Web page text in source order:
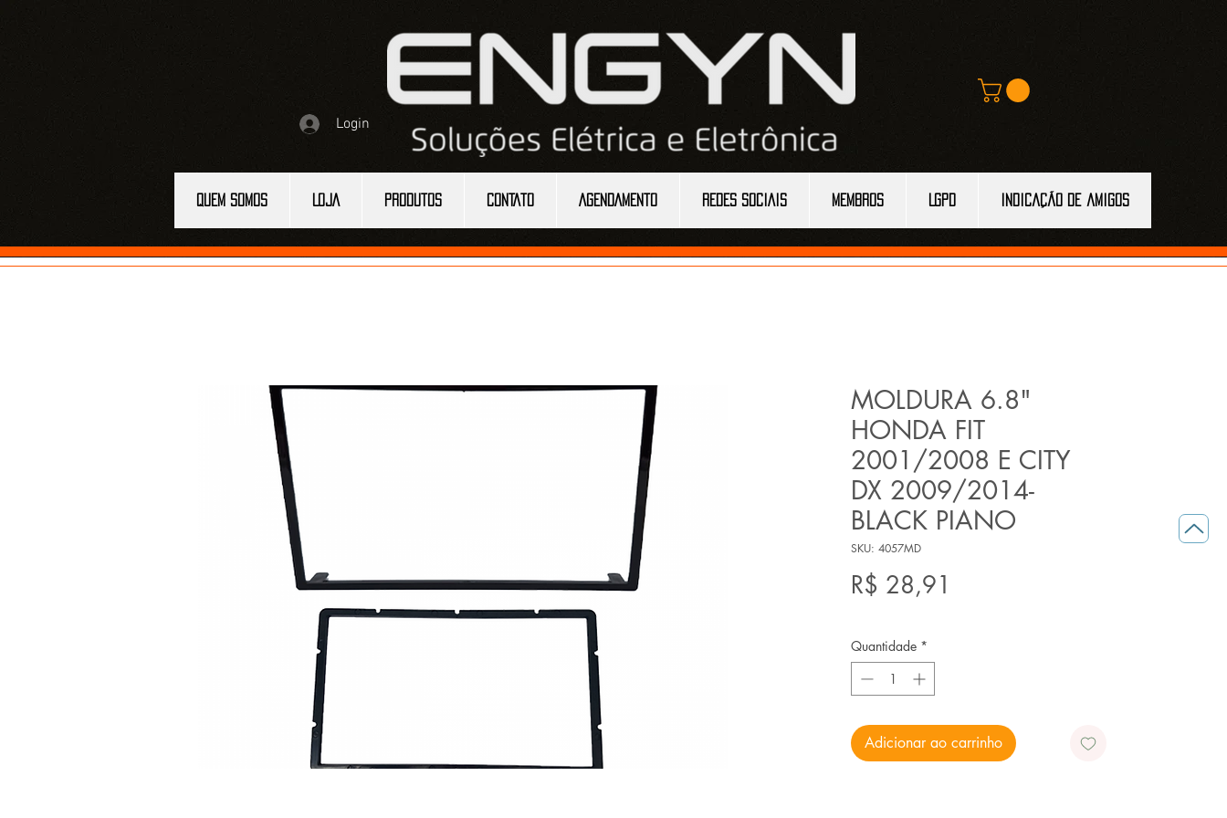
Login
QUEM SOMOS LOJA PRODUTOS CONTATO AGENDAMENTO REDES SOCIAIS MEMBROS LGPD Indicação de amigos
MOLDURA 6.8"
HONDA FIT
2001/2008 E CITY
DX 2009/2014-
BLACK PIANO
SKU: 4057MD
R$ 28,91
Quantidade *
Adicionar ao carrinho